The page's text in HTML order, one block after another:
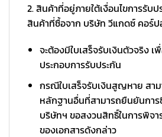
2. สินค้าที่อยู่ภายใต้เงื่อนไขการรับป
สินค้าที่ซื้อจาก บริษัท วีแกดซ์ คอร์ป
จะต้องมีใบเสร็จรับเงินตัวจริง เ
ประกอบการรับประกัน
กรณีใบเสร็จรับเงินสูญหาย สาม
หลักฐานอื่นที่สามารถยืนยันการ
บริษัทฯ ขอสงวนสิทธิ์ในการพิจา
ของเอกสารดังกล่าว